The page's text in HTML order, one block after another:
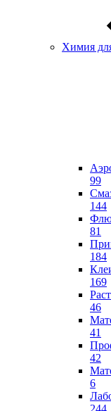
Химия
99
144
81
184
169
46
41
42
6
244